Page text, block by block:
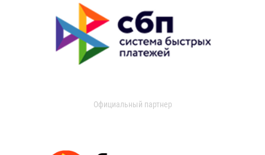
Официальный партнер